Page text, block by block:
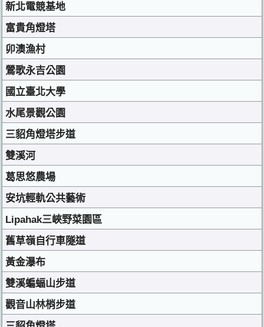
新北電競基地
富貴角燈塔
卯澳漁村
鶯歌永吉公園
國立臺北大學
水尾景觀公園
三貂角燈塔步道
雙溪河
葛思悠農場
安坑輕軌公共藝術
Lipahak三峽野菜園區
舊草嶺自行車隧道
黃金瀑布
雙溪蝙蝠山步道
觀音山林梢步道